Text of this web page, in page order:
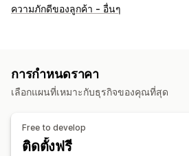
ประเภทโปรแกรม
รางวัลที่คุณสามารถเสนอได้
รางวัล POS
อัตราค่าจัดส่ง
สิทธิเข้าถึงก่อนใคร
ความภักดีของลูกค้า - อื่นๆ
การกำหนดราคา
เลือกแผนที่เหมาะกับธุรกิจของคุณที่สุด
Free to develop
ติดตั้งฟรี